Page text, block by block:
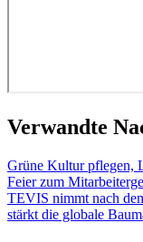
Verwandte
Grüne Kultur pflegen,
Feier zum
TEVIS nimmt nach
stärkt die globale